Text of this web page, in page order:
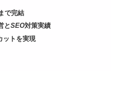
で完結
とSEO対策実績
ットを実現